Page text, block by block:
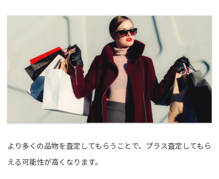
より多くの品物を査定してもらうことで、プラス査定してもら
える可能性が高くなります。